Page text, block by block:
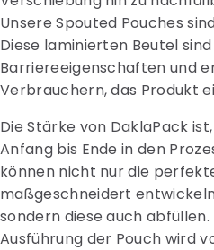
Unsere Spouted Pouches
Diese laminierten Beutel
Barriereeigenschaften und
Verbrauchern, das Produkt
Die Stärke von DaklaPack
Anfang bis Ende in den
können nicht nur die
maßgeschneidert
sondern diese auch
Ausführung der Pouch wird